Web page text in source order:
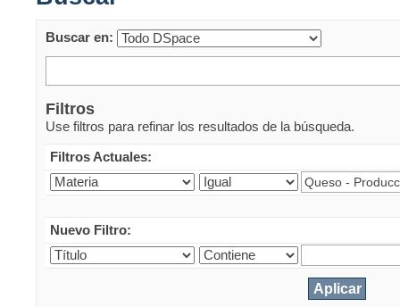
Buscar en:
Filtros
Use filtros para refinar los resultados de la búsqueda.
Filtros Actuales:
Nuevo Filtro: